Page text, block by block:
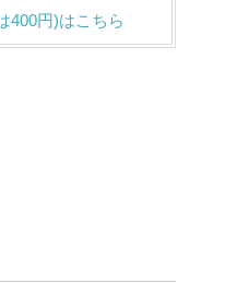
400円)はこちら